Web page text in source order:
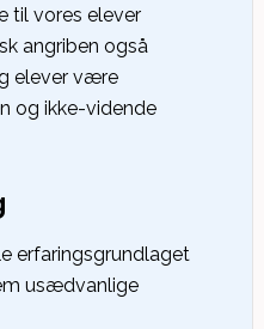
til vores elever
angriben også
elever være
og ikke-vidende
erfaringsgrundlaget
usædvanlige